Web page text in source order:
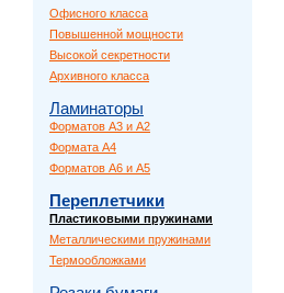
Офисного класса
Повышенной мощности
Высокой секретности
Архивного класса
Ламинаторы
Форматов A3 и A2
Формата A4
Форматов A6 и A5
Переплетчики
Пластиковыми пружинами
Металлическими пружинами
Термообложками